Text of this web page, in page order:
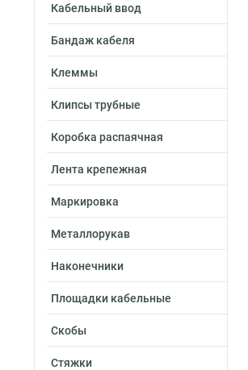
Кабельный ввод
Бандаж кабеля
Клеммы
Клипсы трубные
Коробка распаячная
Лента крепежная
Маркировка
Металлорукав
Наконечники
Площадки кабельные
Скобы
Стяжки